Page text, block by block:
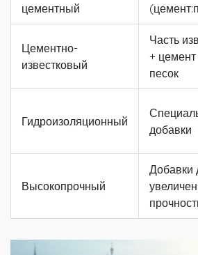
цементный
Цементно-
известковый
Часть
+ цемент
песок
Гидроизоляционный
добавки
Высокопрочный
Добавки